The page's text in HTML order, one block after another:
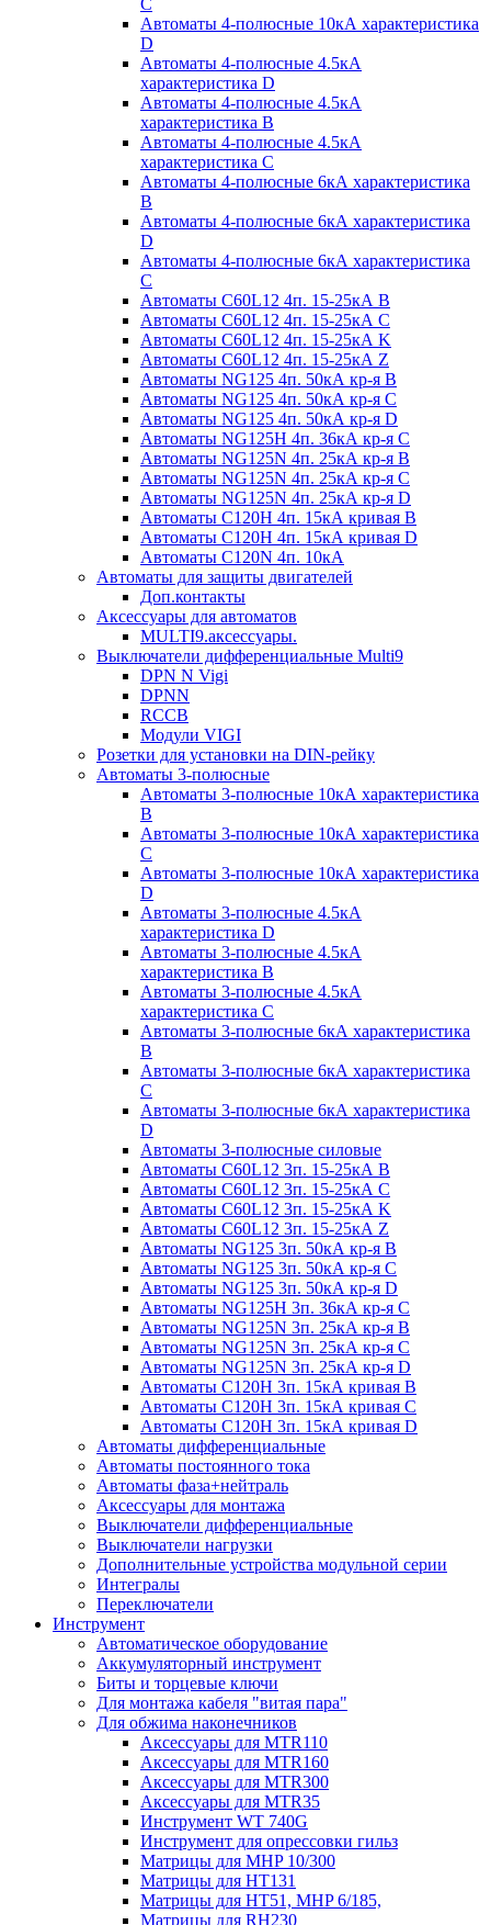
Автоматы 4-полюсные 10кА характеристика
D
Автоматы 4-полюсные 4.5кА
характеристика D
Автоматы 4-полюсные 4.5кА
характеристика В
Автоматы 4-полюсные 4.5кА
характеристика С
Автоматы 4-полюсные 6кА характеристика
B
Автоматы 4-полюсные 6кА характеристика
D
Автоматы 4-полюсные 6кА характеристика
С
Автоматы C60L12 4п. 15-25кА B
Автоматы C60L12 4п. 15-25кА C
Автоматы C60L12 4п. 15-25кА K
Автоматы C60L12 4п. 15-25кА Z
Автоматы NG125 4п. 50кА кр-я B
Автоматы NG125 4п. 50кА кр-я C
Автоматы NG125 4п. 50кА кр-я D
Автоматы NG125H 4п. 36кА кр-я C
Автоматы NG125N 4п. 25кА кр-я B
Автоматы NG125N 4п. 25кА кр-я C
Автоматы NG125N 4п. 25кА кр-я D
Автоматы С120H 4п. 15кА кривая B
Автоматы С120H 4п. 15кА кривая D
Автоматы С120N 4п. 10кА
Автоматы для защиты двигателей
Доп.контакты
Аксессуары для автоматов
MULTI9.аксессуары.
Выключатели дифференциальные Multi9
DPN N Vigi
DPNN
RCCB
Модули VIGI
Розетки для установки на DIN-рейку
Автоматы 3-полюсные
Автоматы 3-полюсные 10кА характеристика
B
Автоматы 3-полюсные 10кА характеристика
C
Автоматы 3-полюсные 10кА характеристика
D
Автоматы 3-полюсные 4.5кА
характеристика D
Автоматы 3-полюсные 4.5кА
характеристика В
Автоматы 3-полюсные 4.5кА
характеристика С
Автоматы 3-полюсные 6кА характеристика
B
Автоматы 3-полюсные 6кА характеристика
C
Автоматы 3-полюсные 6кА характеристика
D
Автоматы 3-полюсные силовые
Автоматы C60L12 3п. 15-25кА B
Автоматы C60L12 3п. 15-25кА C
Автоматы C60L12 3п. 15-25кА K
Автоматы C60L12 3п. 15-25кА Z
Автоматы NG125 3п. 50кА кр-я B
Автоматы NG125 3п. 50кА кр-я C
Автоматы NG125 3п. 50кА кр-я D
Автоматы NG125H 3п. 36кА кр-я C
Автоматы NG125N 3п. 25кА кр-я B
Автоматы NG125N 3п. 25кА кр-я C
Автоматы NG125N 3п. 25кА кр-я D
Автоматы С120Н 3п. 15кА кривая B
Автоматы С120Н 3п. 15кА кривая C
Автоматы С120Н 3п. 15кА кривая D
Автоматы дифференциальные
Автоматы постоянного тока
Автоматы фаза+нейтраль
Аксессуары для монтажа
Выключатели дифференциальные
Выключатели нагрузки
Дополнительные устройства модульной серии
Интегралы
Переключатели
Инструмент
Автоматическое оборудование
Аккумуляторный инструмент
Биты и торцевые ключи
Для монтажа кабеля "витая пара"
Для обжима наконечников
Аксессуары для MTR110
Аксессуары для MTR160
Аксессуары для MTR300
Аксессуары для MTR35
Инструмент WT 740G
Инструмент для опрессовки гильз
Матрицы для MHP 10/300
Матрицы для НТ131
Матрицы для НТ51, MHP 6/185,
Матрицы для RH230